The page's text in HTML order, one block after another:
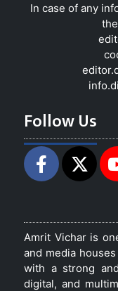
In case of any
Follow Us
Amrit Vichar is
and media
with a strong
digital, and